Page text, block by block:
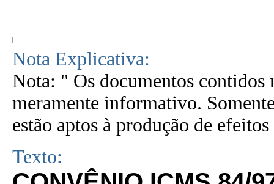
Nota Explicativa:
Nota: " Os documentos contidos
meramente informativo.
estão aptos à produção de
Texto: